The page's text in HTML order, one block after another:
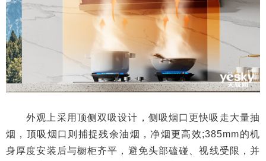
外观上采用顶侧双吸设计，侧吸烟口更快吸走大量抽
烟，顶吸烟口则捕捉残余油烟，净烟更高效;385mm的机
身厚度安装后与橱柜齐平，避免头部磕碰、视线受限，并